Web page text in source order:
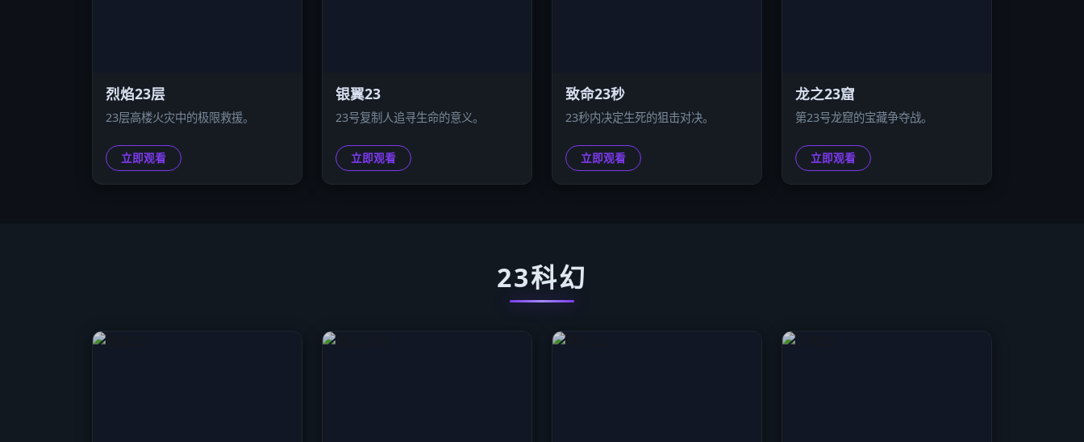
烈焰23层
23层高楼火灾中的极限救援。
立即观看
银翼23
23号复制人追寻生命的意义。
立即观看
致命23秒
23秒内决定生死的狙击对决。
立即观看
龙之23窟
第23号龙窟的宝藏争夺战。
立即观看
23科幻